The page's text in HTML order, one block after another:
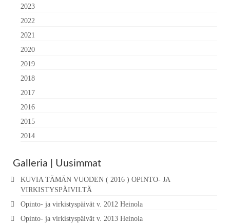
2023
2022
2021
2020
2019
2018
2017
2016
2015
2014
Galleria | Uusimmat
KUVIA TÄMÄN VUODEN ( 2016 ) OPINTO- JA
VIRKISTYSPÄIVILTÄ
Opinto- ja virkistyspäivät v. 2012 Heinola
Opinto- ja virkistyspäivät v. 2013 Heinola